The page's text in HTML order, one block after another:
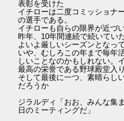
表彰を受けた
イチローは二度コミッショナ
の選手である。
イチローも自らの限界が近づ
昨年、10年間連続で続いてい
よいよ厳しいシーズンとなっ
いや、むしろこの年まで毎年
しいことなのかもしれない。
最高の栄誉である野球殿堂入
そして最後に一つ、素晴らし
だろうか
ジラルディ「おお、みんな集
日のミーティングだ」